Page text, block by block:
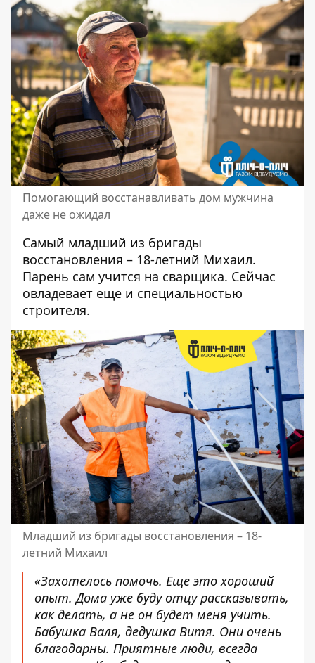
Помогающий восстанавливать дом мужчина
даже не ожидал
Самый младший из бригады
восстановления – 18-летний Михаил.
Парень сам учится на сварщика. Сейчас
овладевает еще и специальностью
строителя.
Младший из бригады восстановления – 18-
летний Михаил
«Захотелось помочь. Еще это хороший
опыт. Дома уже буду отцу рассказывать,
как делать, а не он будет меня учить.
Бабушка Валя, дедушка Витя. Они очень
благодарны. Приятные люди, всегда